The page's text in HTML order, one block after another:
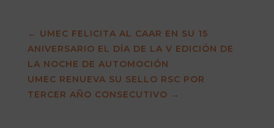
← UMEC FELICITA AL CAAR EN SU 15
ANIVERSARIO EL DÍA DE LA V EDICIÓN DE
LA NOCHE DE AUTOMOCIÓN
UMEC RENUEVA SU SELLO RSC POR
TERCER AÑO CONSECUTIVO →